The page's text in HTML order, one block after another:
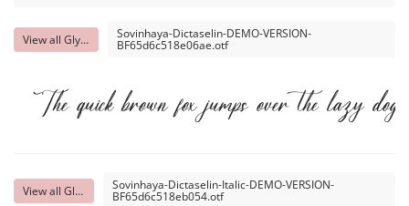
View all Glyphs Sovinhaya-Dictaselin-DEMO-VERSION-
BF65d6c518e06ae.otf
The quick brown fox jumps over the lazy dog
View all Glyphs Sovinhaya-Dictaselin-Italic-DEMO-VERSION-
BF65d6c518eb054.otf